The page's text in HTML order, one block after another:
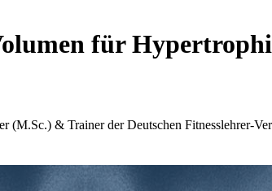
für
(M.Sc.) & Trainer der Deutschen Fitnesslehrer-